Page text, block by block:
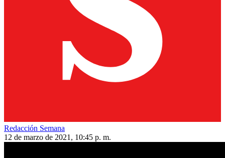
Redacción Semana
12 de marzo de 2021, 10:45 p. m.